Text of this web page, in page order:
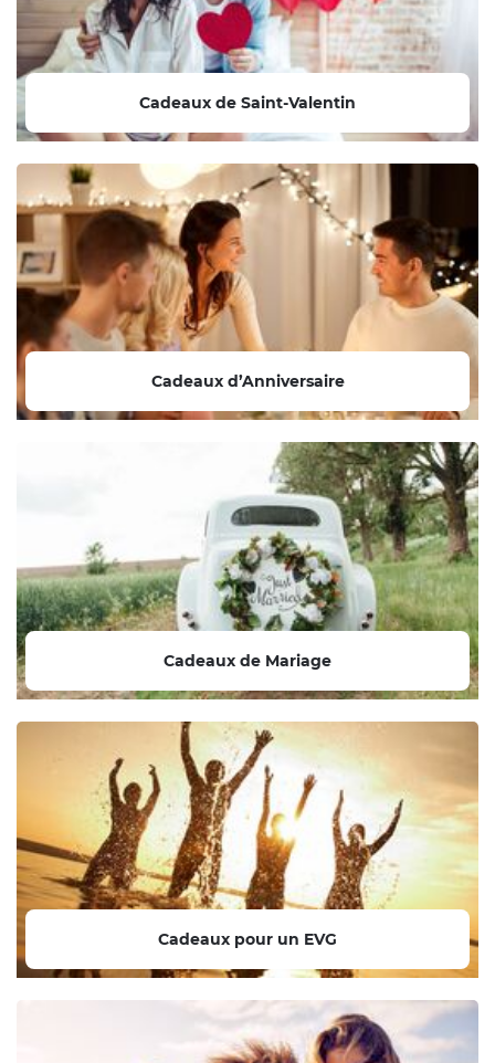
Cadeaux de Saint-Valentin
Cadeaux d’Anniversaire
Cadeaux de Mariage
Cadeaux pour un EVG